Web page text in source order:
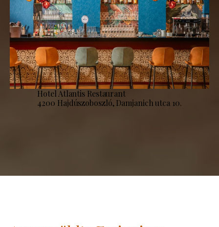
Hotel Atlantis Restaurant
4200 Hajdúszoboszló, Damjanich utca 10.